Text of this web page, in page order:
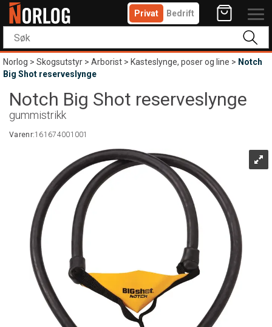
Privat Bedrift
Norlog>Skogsutstyr>Arborist>Kasteslynge, poser og line> Notch
Big Shot reserveslynge
Notch Big Shot reserveslynge
gummistrikk
Varenr:161674001001